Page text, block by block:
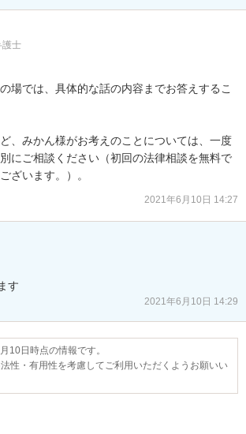
護士
場では、具体的な話の内容までお答えするこ
、みかん様がお考えのことについては、一度
にご相談ください（初回の法律相談を無料で
ざいます。）。
2021年6月10日 14:27
す
2021年6月10日 14:29
10日時点の情報です。
性・有用性を考慮してご利用いただくようお願いい